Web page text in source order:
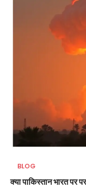
BLOG
क्या पाकिस्तान भारत